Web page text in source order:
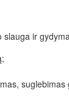
slauga ir